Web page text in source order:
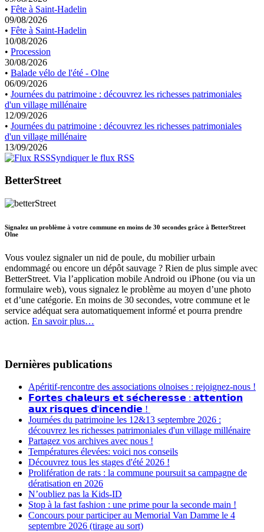
• Fête à Saint-Hadelin
09/08/2026
• Fête à Saint-Hadelin
10/08/2026
• Procession
30/08/2026
• Balade vélo de l'été - Olne
06/09/2026
• Journées du patrimoine : découvrez les richesses patrimoniales
d'un village millénaire
12/09/2026
• Journées du patrimoine : découvrez les richesses patrimoniales
d'un village millénaire
13/09/2026
Syndiquer le flux RSS
BetterStreet
Signalez un problème à votre commune en moins de 30 secondes grâce à BetterStreet
Olne
Vous voulez signaler un nid de poule, du mobilier urbain
endommagé ou encore un dépôt sauvage ? Rien de plus simple avec
BetterStreet. Via l’application mobile Android ou iPhone (ou via un
formulaire web), vous signalez le problème au moyen d’une photo
et d’une catégorie. En moins de 30 secondes, votre commune et le
service adéquat sera automatiquement informé et pourra prendre
action. En savoir plus…
Dernières publications
Apéritif-rencontre des associations olnoises : rejoignez-nous !
𝗙𝗼𝗿𝘁𝗲𝘀 𝗰𝗵𝗮𝗹𝗲𝘂𝗿𝘀 𝗲𝘁 𝘀𝗲́𝗰𝗵𝗲𝗿𝗲𝘀𝘀𝗲 : 𝗮𝘁𝘁𝗲𝗻𝘁𝗶𝗼𝗻
𝗮𝘂𝘅 𝗿𝗶𝘀𝗾𝘂𝗲𝘀 𝗱'𝗶𝗻𝗰𝗲𝗻𝗱𝗶𝗲 !
Journées du patrimoine les 12&13 septembre 2026 :
découvrez les richesses patrimoniales d'un village millénaire
Partagez vos archives avec nous !
Températures élevées: voici nos conseils
Découvrez tous les stages d'été 2026 !
Prolifération de rats : la commune poursuit sa campagne de
dératisation en 2026
N’oubliez pas la Kids-ID
Stop à la fast fashion : une prime pour la seconde main !
Concours pour participer au Memorial Van Damme le 4
septembre 2026 (tirage au sort)